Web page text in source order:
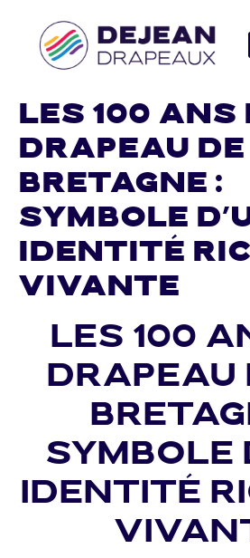
Les 100 ans
Drapeau
Bretagne :
Symbole
identité
vivante
Les 100
Drapeau
Symbole
identité